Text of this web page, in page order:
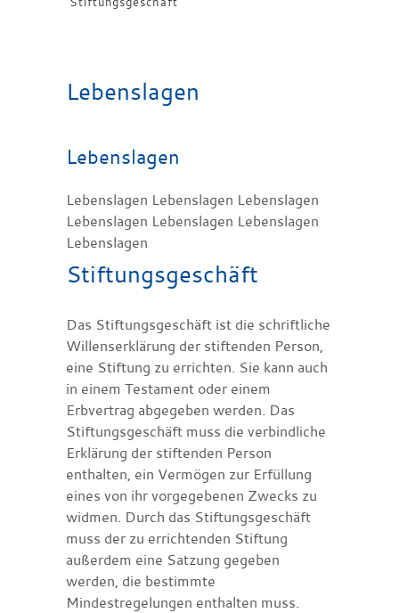
Lebenslagen
Lebenslagen
Lebenslagen Lebenslagen Lebenslagen
Lebenslagen Lebenslagen Lebenslagen
Lebenslagen
Stiftungsgeschäft
Das Stiftungsgeschäft ist die schriftliche
Willenserklärung der stiftenden Person,
eine Stiftung zu errichten. Sie kann auch
in einem Testament oder einem
Erbvertrag abgegeben werden. Das
Stiftungsgeschäft muss die verbindliche
Erklärung der stiftenden Person
enthalten, ein Vermögen zur Erfüllung
eines von ihr vorgegebenen Zwecks zu
widmen. Durch das Stiftungsgeschäft
muss der zu errichtenden Stiftung
außerdem eine Satzung gegeben
werden, die bestimmte
Mindestregelungen enthalten muss.